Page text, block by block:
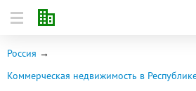
Россия
Коммерческая недвижимость в